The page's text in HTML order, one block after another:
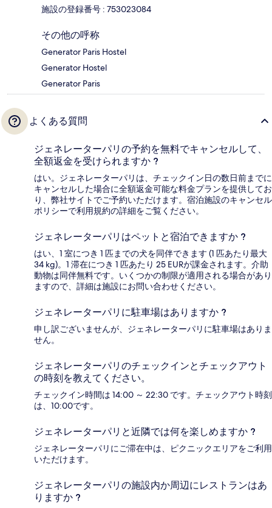
施設の登録番号 : 753023084
その他の呼称
Generator Paris Hostel
Generator Hostel
Generator Paris
よくある質問
ジェネレーターパリの予約を無料でキャンセルして、
全額返金を受けられますか ?
はい。ジェネレーターパリは、チェックイン日の数日前までに
キャンセルした場合に全額返金可能な料金プランを提供してお
り、弊社サイトでご予約いただけます。宿泊施設のキャンセル
ポリシーで利用規約の詳細をご覧ください。
ジェネレーターパリはペットと宿泊できますか ?
はい、1 室につき 1 匹までの犬を同伴できます (1 匹あたり最大
34 kg)。1 滞在につき 1 匹あたり 25 EURが課金されます。介助
動物は同伴無料です。いくつかの制限が適用される場合があり
ますので、詳細は施設にお問い合わせください。
ジェネレーターパリに駐車場はありますか ?
申し訳ございませんが、ジェネレーターパリに駐車場はありま
せん。
ジェネレーターパリのチェックインとチェックアウト
の時刻を教えてください。
チェックイン時間は 14:00 ～ 22:30 です。チェックアウト時刻
は、10:00です。
ジェネレーターパリと近隣では何を楽しめますか ?
ジェネレーターパリにご滞在中は、ピクニックエリアをご利用
いただけます。
ジェネレーターパリの施設内か周辺にレストランはあ
りますか ?